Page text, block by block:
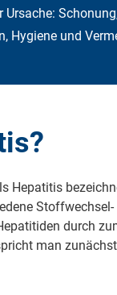
Ursache:
Hygiene und
Hepatitis
durch
man